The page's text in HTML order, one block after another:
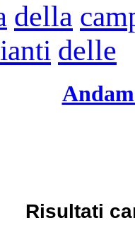
della
delle
Risultati